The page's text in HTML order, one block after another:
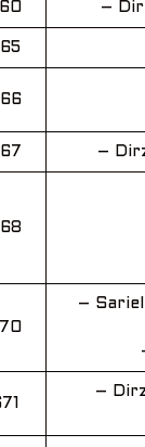
–
–
–
–